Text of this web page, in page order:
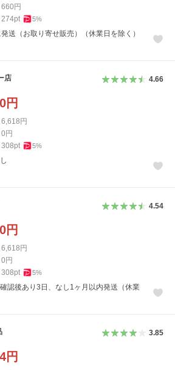
660 円
274pt 5%
送（お取り寄せ販売）（休業日を除く）
店 4.66
円
6,618 円
0 円
308pt 5%
4.54
円
6,618 円
0 円
308pt 5%
認後あり3日、なし1ヶ月以内発送（休業
3.85
円